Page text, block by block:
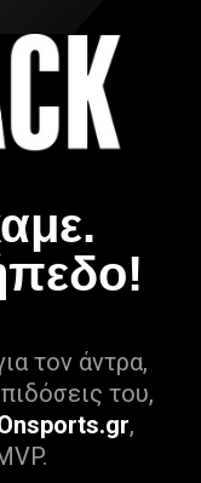
τον άντρα,
του,
,